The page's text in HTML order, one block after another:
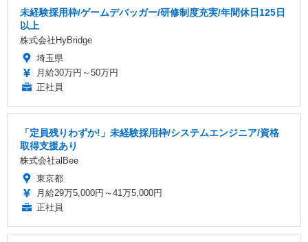
未経験採用枠/ゲームデバッガー/研修制度充実/年間休日125日
以上
株式会社HyBridge
埼玉県
月給30万円～50万円
正社員
「定員残りわずか!」未経験採用枠/システムエンジニア/資格
取得支援あり
株式会社alBee
東京都
月給29万5,000円～41万5,000円
正社員